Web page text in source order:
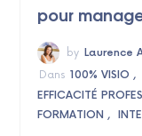
pour
by Laurence
Dans 100% VISIO
EFFICACITÉ
FORMATION